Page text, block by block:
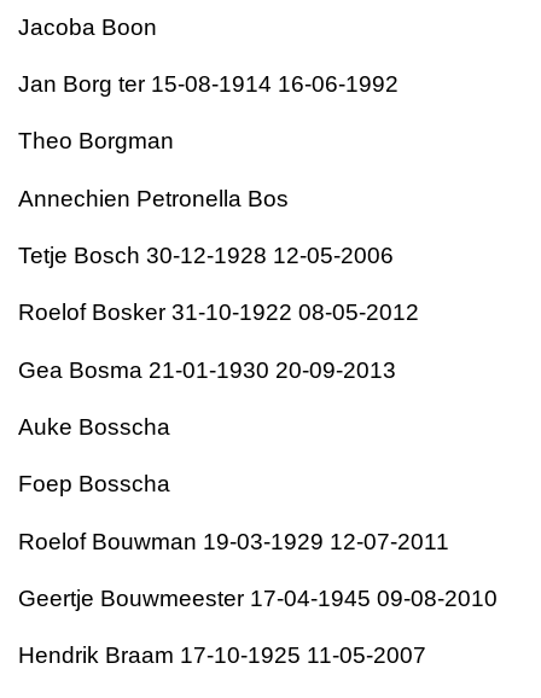
Jacoba Boon
Jan Borg ter 15-08-1914 16-06-1992
Theo Borgman
Annechien Petronella Bos
Tetje Bosch 30-12-1928 12-05-2006
Roelof Bosker 31-10-1922 08-05-2012
Gea Bosma 21-01-1930 20-09-2013
Auke Bosscha
Foep Bosscha
Roelof Bouwman 19-03-1929 12-07-2011
Geertje Bouwmeester 17-04-1945 09-08-2010
Hendrik Braam 17-10-1925 11-05-2007